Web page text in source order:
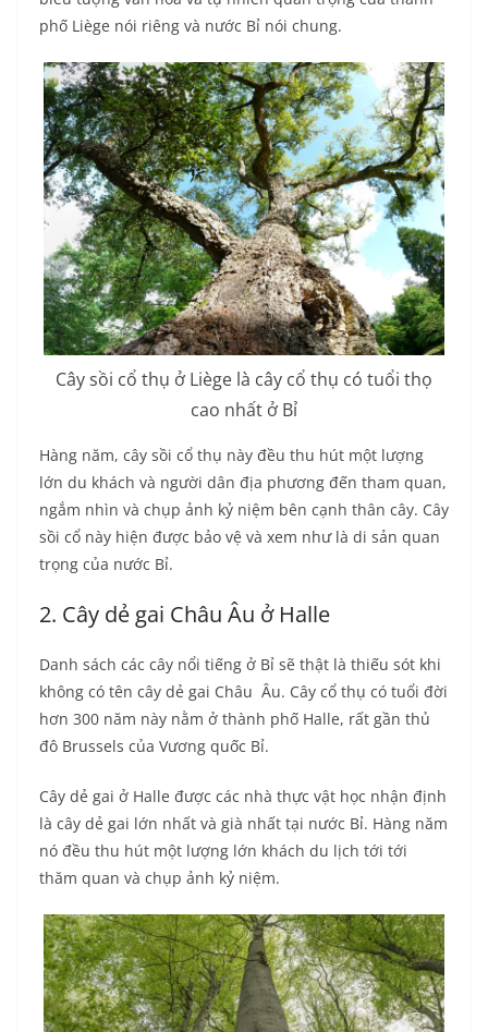
phố Liège nói riêng và nước Bỉ nói chung.
Cây sồi cổ thụ ở Liège là cây cổ thụ có tuổi thọ
cao nhất ở Bỉ
Hàng năm, cây sồi cổ thụ này đều thu hút một lượng
lớn du khách và người dân địa phương đến tham quan,
ngắm nhìn và chụp ảnh kỷ niệm bên cạnh thân cây. Cây
sồi cổ này hiện được bảo vệ và xem như là di sản quan
trọng của nước Bỉ.
2. Cây dẻ gai Châu Âu ở Halle
Danh sách các cây nổi tiếng ở Bỉ sẽ thật là thiếu sót khi
không có tên cây dẻ gai Châu Âu. Cây cổ thụ có tuổi đời
hơn 300 năm này nằm ở thành phố Halle, rất gần thủ
đô Brussels của Vương quốc Bỉ.
Cây dẻ gai ở Halle được các nhà thực vật học nhận định
là cây dẻ gai lớn nhất và già nhất tại nước Bỉ. Hàng năm
nó đều thu hút một lượng lớn khách du lịch tới tới
thăm quan và chụp ảnh kỷ niệm.